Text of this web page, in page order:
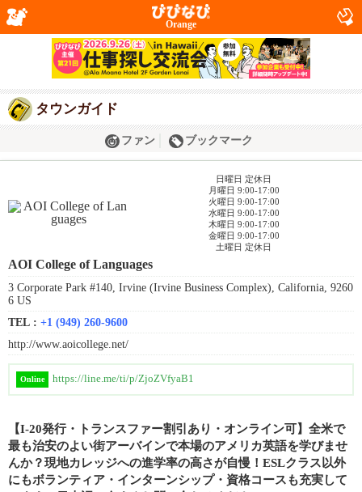
Orange
タウンガイド
ファン ブックマーク
日曜日 定休日
月曜日 9:00-17:00
火曜日 9:00-17:00
水曜日 9:00-17:00
木曜日 9:00-17:00
金曜日 9:00-17:00
土曜日 定休日
AOI College of Languages
3 Corporate Park #140, Irvine (Irvine Business Complex), California, 9260
6 US
TEL : +1 (949) 260-9600
http://www.aoicollege.net/
Online https://line.me/ti/p/ZjoZVfyaB1
【I-20発行・トランスファー割引あり・オンライン可】全米で
最も治安のよい街アーバインで本場のアメリカ英語を学びませ
んか？現地カレッジへの進学率の高さが自慢！ESLクラス以外
にもボランティア・インターンシップ・資格コースも充実して